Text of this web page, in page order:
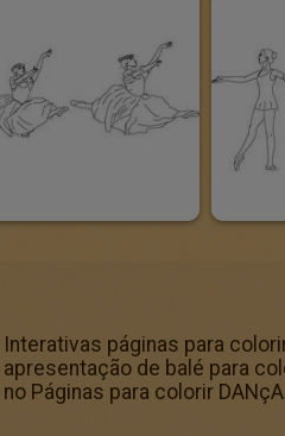
Interativas páginas para
apresentação de balé para
no Páginas para colorir